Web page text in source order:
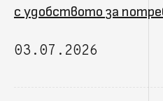
с удобството за
03.07.2026